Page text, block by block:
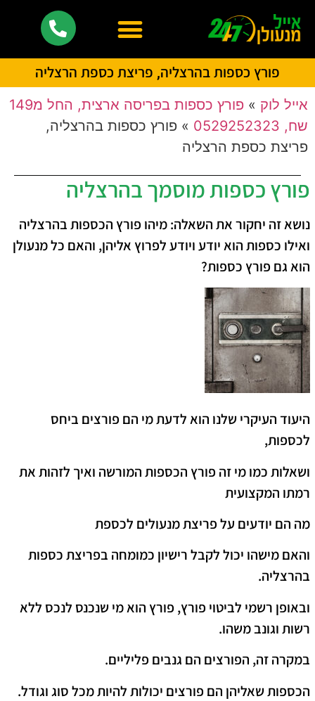
פורץ כספות בהרצליה, פריצת כספת הרצליה
אייל לוק »
פורץ כספות בפריסה ארצית, החל מ149
שח, 0529252323
» פורץ כספות בהרצליה,
פריצת כספת הרצליה
פורץ כספות מוסמך בהרצליה
נושא זה יחקור את השאלה: מיהו פורץ הכספות בהרצליה
ואילו כספות הוא יודע ויודע לפרוץ אליהן, והאם כל מנעולן
הוא גם פורץ כספות?
היעוד העיקרי שלנו הוא לדעת מי הם פורצים ביחס
לכספות,
ושאלות כמו מי זה פורץ הכספות המורשה ואיך לזהות את
רמתו המקצועית
מה הם יודעים על פריצת מנעולים לכספת
והאם מישהו יכול לקבל רישיון כמומחה בפריצת כספות
בהרצליה.
ובאופן רשמי לביטוי פורץ, פורץ הוא מי שנכנס לנכס ללא
רשות וגונב משהו.
במקרה זה, הפורצים הם גנבים פליליים.
הכספות שאליהן הם פורצים יכולות להיות מכל סוג וגודל.